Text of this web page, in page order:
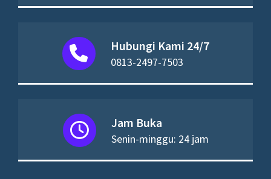
Hubungi Kami 24/7
0813-2497-7503
Jam Buka
Senin-minggu: 24 jam